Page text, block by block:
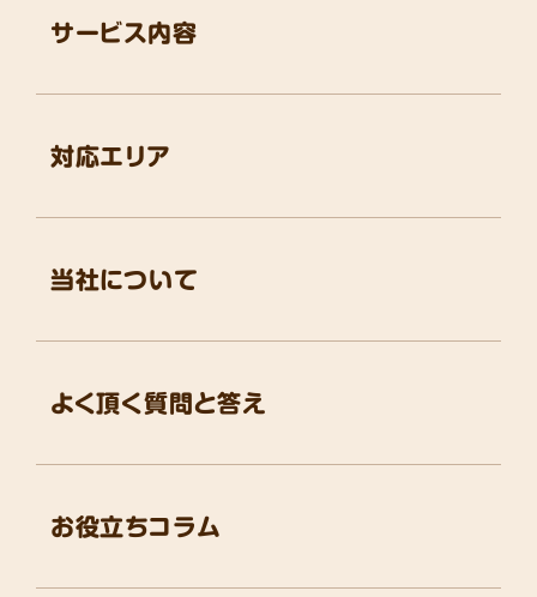
お役立ちコラム
よく頂く質問と答え
サービス内容
対応エリア
当社について